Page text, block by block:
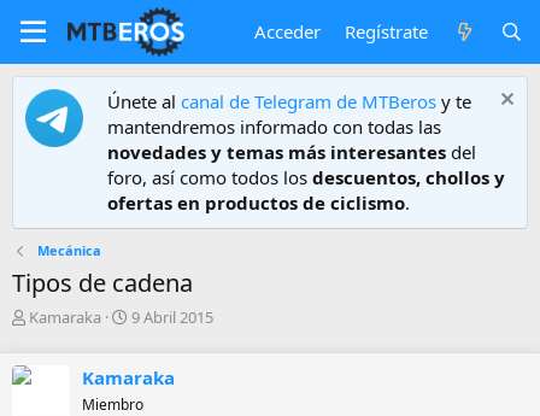
Acceder Regístrate
Únete al canal de Telegram de MTBeros y te
mantendremos informado con todas las
novedades y temas más interesantes del
foro, así como todos los descuentos, chollos y
ofertas en productos de ciclismo.
Mecánica
Tipos de cadena
A
o
Kamaraka
F
h
a
9 Abril 2015
Kamaraka
Miembro